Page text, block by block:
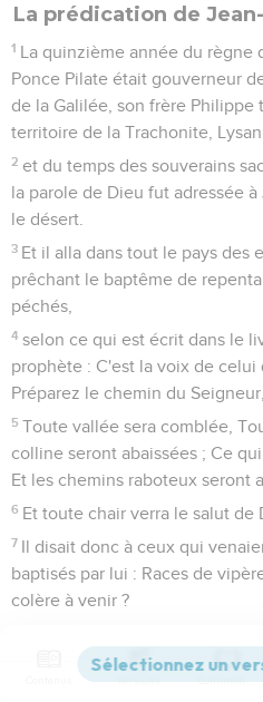
La prédication de
1 La quinzième année du règne
Ponce Pilate était gouverneur
de la Galilée, son frère
territoire de la Trachonite,
2 et du temps des souverains
la parole de Dieu fut adressée
le désert.
3 Et il alla dans tout le pays des
prêchant le baptême de
péchés,
4 selon ce qui est écrit dans le
prophète : C'est la voix de celui
Préparez le chemin du
5 Toute vallée sera comblée,
colline seront abaissées ; Ce
Et les chemins raboteux seront
6 Et toute chair verra le salut de
7 Il disait donc à ceux qui
baptisés par lui : Races de
colère à venir ?
vous mettez pas à dire en vous-
Abraham pour père ! Car je
Versions Commentaires